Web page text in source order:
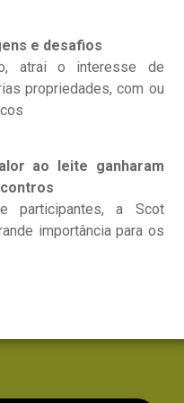
e desafios
atrai o interesse de
propriedades, com ou
ao leite ganharam
participantes, a Scot
importância para os